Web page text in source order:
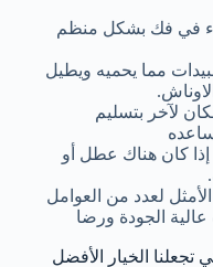
في فك بشكل منظم
مما يحميه ويطيل
لآخر بتسليم
كان هناك عطل أو
لعدد من العوامل
الجودة ورضا
الخيار الأفضل